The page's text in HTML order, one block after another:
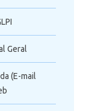
Geral
(E-mail